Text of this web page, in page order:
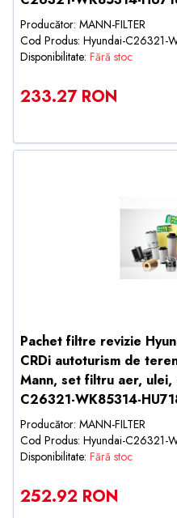
Producător: MANN-FILTER
Cod Produs: Hyundai-C26321-
Disponibilitate: Fără stoc
233.27 RON
Pachet filtre revizie
CRDi autoturism de
Mann, set filtru aer,
C26321-WK85314-
Producător: MANN-FILTER
Cod Produs: Hyundai-C26321-
Disponibilitate: Fără stoc
252.92 RON